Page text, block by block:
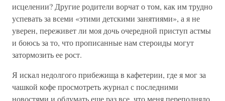
исцелении? Другие родители ворчат о том, как им трудно
успевать за всеми «этими детскими занятиями», а я не
уверен, переживет ли моя дочь очередной приступ астмы
и боюсь за то, что прописанные нам стероиды могут
затормозить ее рост.
Я искал недолгого прибежища в кафетерии, где я мог за
чашкой кофе просмотреть журнал с последними
новостями и обдумать еще раз все, что меня переполняло.